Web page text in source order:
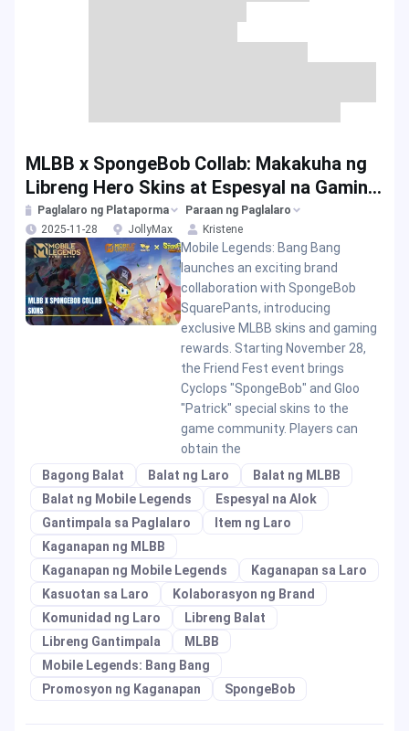
MLBB x SpongeBob Collab: Makakuha ng
Libreng Hero Skins at Espesyal na Gaming
Rewards
Paglalaro ng Plataporma
Paraan ng Paglalaro
2025-11-28
JollyMax Kristene
Mobile Legends: Bang Bang
launches an exciting brand
collaboration with SpongeBob
SquarePants, introducing
exclusive MLBB skins and gaming
rewards. Starting November 28,
the Friend Fest event brings
Cyclops "SpongeBob" and Gloo
"Patrick" special skins to the
game community. Players can
obtain the
Bagong Balat
Balat ng Laro
Balat ng MLBB
Balat ng Mobile Legends
Espesyal na Alok
Gantimpala sa Paglalaro
Item ng Laro
Kaganapan ng MLBB
Kaganapan ng Mobile Legends
Kaganapan sa Laro
Kasuotan sa Laro
Kolaborasyon ng Brand
Komunidad ng Laro
Libreng Balat
Libreng Gantimpala
MLBB
Mobile Legends: Bang Bang
Promosyon ng Kaganapan
SpongeBob